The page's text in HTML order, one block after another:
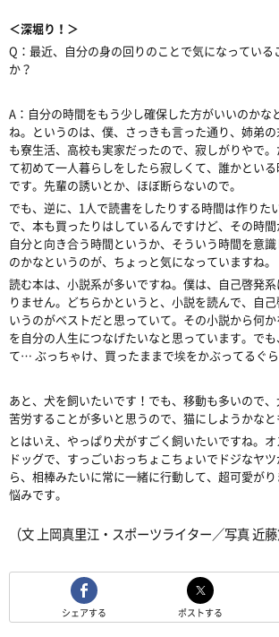
＜深堀り！＞
Q：最近、自分の身の回りのことで気になっている
か？
A：自分の時間をもう少し確保した方がいいのかな
ね。というのは、僕、さっきも言った通り、姉弟
も寮生活、高校も実家だったので、寂しがりやで
て初めて一人暮らしをしたら寂しくて、誰かとい
です。先輩の誘いとか、ほぼ断らないので。
でも、逆に、1人で読書をしたりする時間は作りた
で、本も買ったりはしているんですけど、その時間
自分と向き合う時間というか、そういう時間を意
のかなというのが、ちょっと気になっていますね。
読む本は、小説系が多いですね。僕は、自己啓発
りません。どちらかというと、小説を読んで、自
いうのがベストだと思っていて。その小説から何
を自分の人生につなげたいなと思っています。でも
て… ぶっちゃけ、買ったままで埃をかぶってるぐら
あと、犬を飼いたいです！でも、移動も多いので
苦労することが多いと思うので、猫にしようかなと
とはいえ、やっぱり犬がすごく飼いたいですね。
ドッグで、すっごいおっちょこちょいでドジなヤ
ら、相棒みたいに常に一緒に行動して、超可愛が
悩みです。
（文 上岡真里江・スポーツライター／写真 近藤
シェアする ポストする